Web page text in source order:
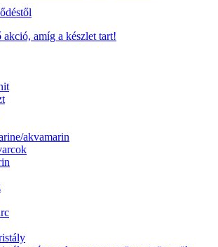
amíg a készlet tart!
akvamarin